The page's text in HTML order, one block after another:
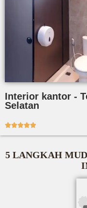
Interior kantor -
Selatan

5 LANGKAH